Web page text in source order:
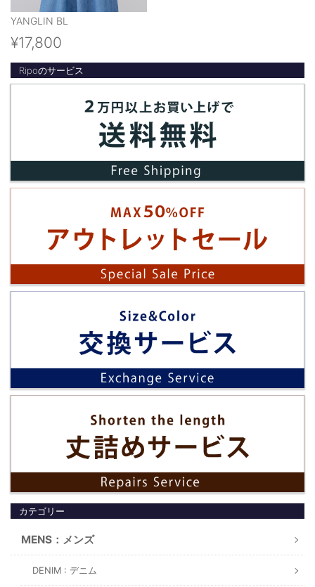
YANGLIN BL
¥17,800
Ripoのサービス
カテゴリー
MENS：メンズ
DENIM : デニム